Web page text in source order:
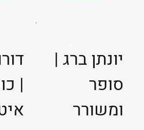
|
יונתן ברג |
סופר
ומשורר